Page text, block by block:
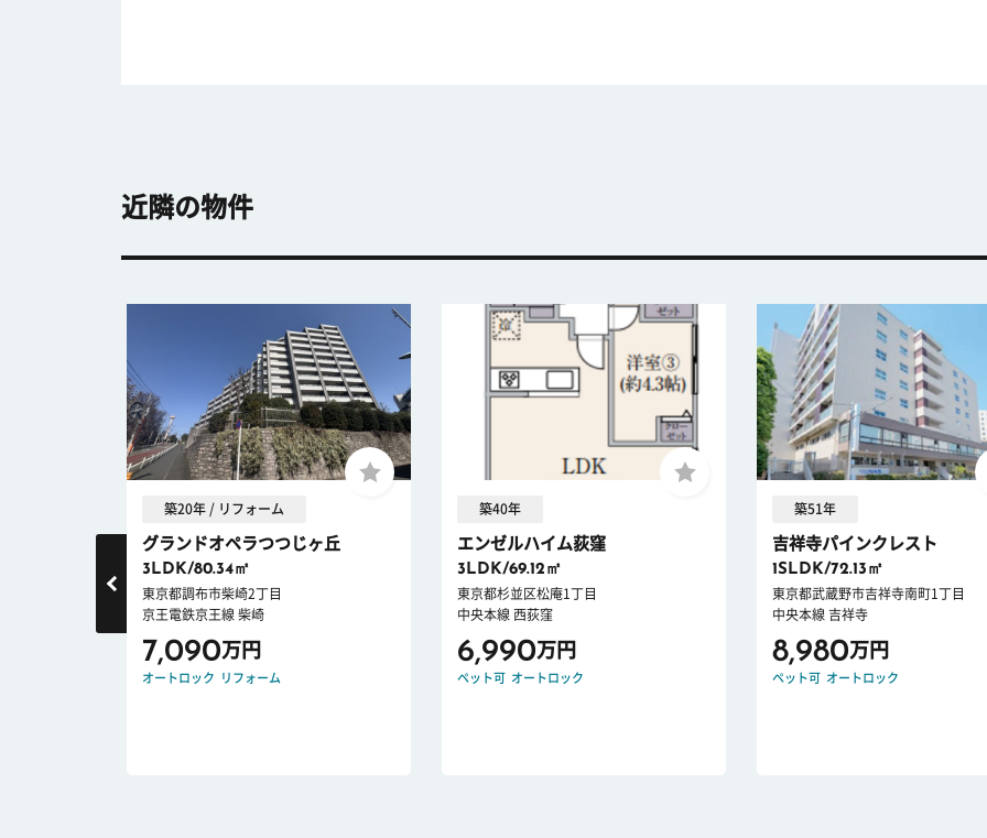
近隣の物件
築20年 / リフォーム
グランドオペラつつじヶ丘
3LDK/80.34㎡
東京都調布市柴崎2丁目
京王電鉄京王線 柴崎
7,090万円
オートロック リフォーム
築40年
エンゼルハイム荻窪
3LDK/69.12㎡
東京都杉並区松庵1丁目
中央本線 西荻窪
6,990万円
ペット可 オートロック
築51年
吉祥寺パインクレスト
1SLDK/72.13㎡
東京都武蔵野市吉祥寺南町1丁目
中央本線 吉祥寺
8,980万円
ペット可 オートロック